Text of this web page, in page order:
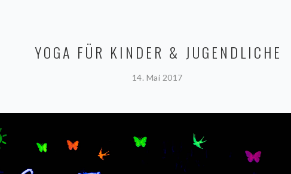
YOGA FÜR KINDER & JUGENDLICHE
14. Mai 2017